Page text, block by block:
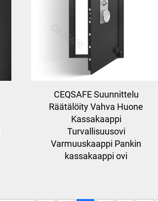
CEQSAFE Suunnittelu
Räätälöity Vahva Huone
Kassakaappi
Turvallisuusovi
Varmuuskaappi Pankin
kassakaappi ovi